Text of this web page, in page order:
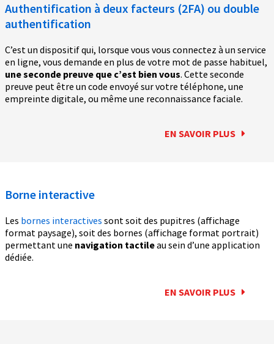
Authentification à deux facteurs (2FA) ou double
authentification
C’est un dispositif qui, lorsque vous vous connectez à un service
en ligne, vous demande en plus de votre mot de passe habituel,
une seconde preuve que c’est bien vous. Cette seconde
preuve peut être un code envoyé sur votre téléphone, une
empreinte digitale, ou même une reconnaissance faciale.
EN SAVOIR PLUS
Borne interactive
Les bornes interactives sont soit des pupitres (affichage
format paysage), soit des bornes (affichage format portrait)
permettant une navigation tactileau sein d’une application
dédiée.
EN SAVOIR PLUS